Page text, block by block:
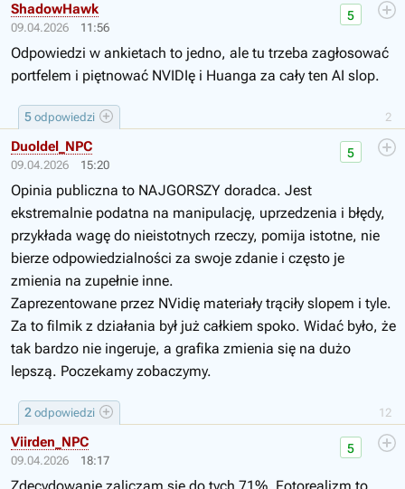
09.04.2026 11:56
2
5
5 odpowiedzi
ShadowHawk
Odpowiedzi w ankietach to jedno, ale tu trzeba zagłosować
portfelem i piętnować NVIDIę i Huanga za cały ten AI slop.
09.04.2026 15:20
12
5
2 odpowiedzi
Duoldel_NPC
Opinia publiczna to NAJGORSZY doradca. Jest
ekstremalnie podatna na manipulację, uprzedzenia i błędy,
przykłada wagę do nieistotnych rzeczy, pomija istotne, nie
bierze odpowiedzialności za swoje zdanie i często je
zmienia na zupełnie inne.
Zaprezentowane przez NVidię materiały trąciły slopem i tyle.
Za to filmik z działania był już całkiem spoko. Widać było, że
tak bardzo nie ingeruje, a grafika zmienia się na dużo
lepszą. Poczekamy zobaczymy.
09.04.2026 18:17
5
Viirden_NPC